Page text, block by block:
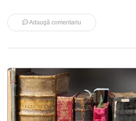
Adaugă comentariu